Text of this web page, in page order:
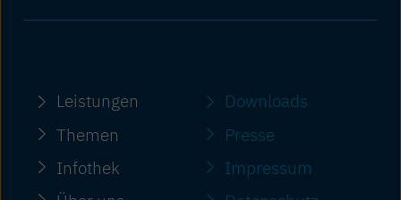
Leistungen
Themen
Infothek
Downloads
Presse
Impressum